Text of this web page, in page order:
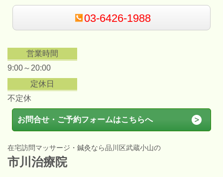
03-6426-1988
営業時間
9:00～20:00
定休日
不定休
お問合せ・ご予約フォームはこちらへ
在宅訪問マッサージ・鍼灸なら品川区武蔵小山の
市川治療院